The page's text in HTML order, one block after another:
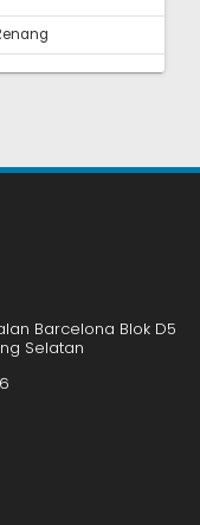
Barcelona Blok D5
Selatan